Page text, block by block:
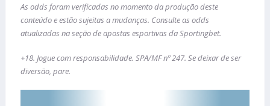
As odds foram verificadas no momento da produção deste
conteúdo e estão sujeitas a mudanças. Consulte as odds
atualizadas na seção de apostas esportivas da Sportingbet.
+18. Jogue com responsabilidade. SPA/MF nº 247. Se deixar de ser
diversão, pare.